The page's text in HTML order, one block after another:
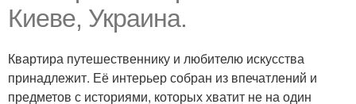
Киеве, Украина.
Квартира путешественнику и любителю искусства
принадлежит. Её интерьер собран из впечатлений и
предметов с историями, которых хватит не на один